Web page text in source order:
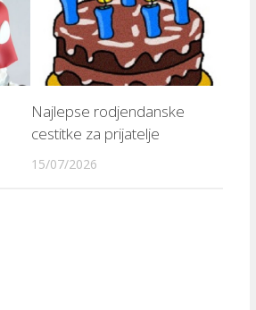
Najlepse rodjendanske
cestitke za prijatelje
15/07/2026